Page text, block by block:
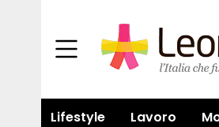
Lifestyle Lavoro